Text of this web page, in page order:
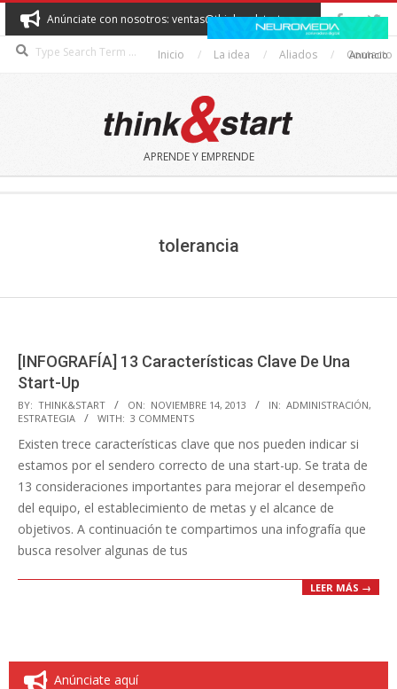
Skip
to
content
Anúnciate con nosotros: ventas@thinkandstart.com
Inicio La idea Aliados Contacto
THINK&START
APRENDE Y EMPRENDE
Anuncio
tolerancia
[INFOGRAFÍA] 13 Características Clave De Una
Start-Up
2013-
11-
14
BY: THINK&START ON: NOVIEMBRE 14, 2013 IN: ADMINISTRACIÓN,
ESTRATEGIA
WITH: 3 COMMENTS
Existen trece características clave que nos pueden indicar si
estamos por el sendero correcto de una start-up. Se trata de
13 consideraciones importantes para mejorar el desempeño
del equipo, el establecimiento de metas y el alcance de
objetivos. A continuación te compartimos una infografía que
busca resolver algunas de tus
LEER MÁS →
Anúnciate aquí